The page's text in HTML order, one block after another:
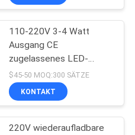
110-220V 3-4 Watt
Ausgang CE
zugelassenes LED-
Notfallkonvertierungsgerät
mit Selbstprüfung
$45-50 MOQ:300 SÄTZE
KONTAKT
220V wiederaufladbare